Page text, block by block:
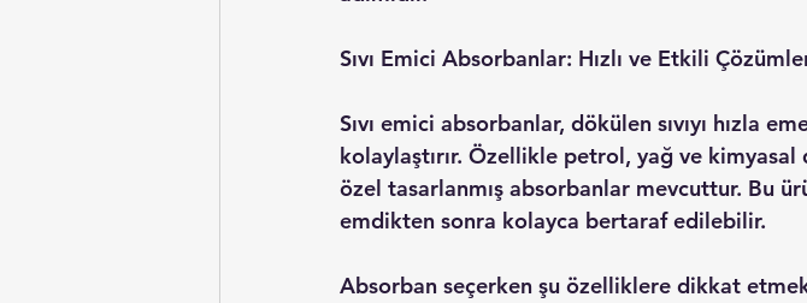
Sıvı Emici Absorbanlar: Hızlı ve Etkili
Sıvı emici absorbanlar, dökülen sıvıyı hızla
kolaylaştırır. Özellikle petrol, yağ ve
özel tasarlanmış absorbanlar mevcuttur. Bu
emdikten sonra kolayca bertaraf edilebilir.
Absorban seçerken şu özelliklere dikkat